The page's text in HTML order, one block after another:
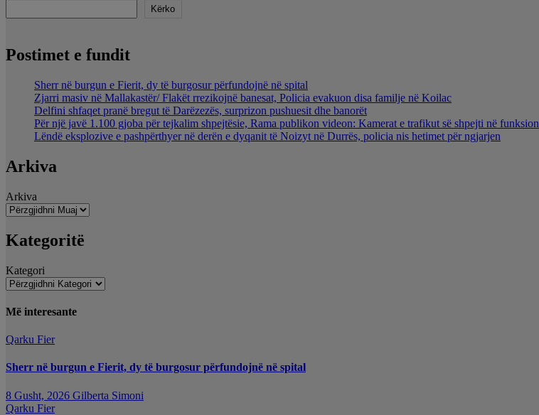
Kërko
Postimet e fundit
Sherr në burgun e Fierit, dy të burgosur përfundojnë në spital
Zjarri masiv në Mallakastër/ Flakët rrezikojnë banesat, Policia evakuon disa familje në Koilac
Delfini shfaqet pranë bregut të Darëzezës, surprizon pushuesit dhe banorët
Për një javë 1.100 gjoba për tejkalim shpejtësie, Rama publikon videon: Kamerat e trafikut së shpejti në funksion
Lëndë eksplozive e pashpërthyer në derën e dyqanit të Noizyt në Durrës, policia nis hetimet për ngjarjen
Arkiva
Arkiva
Kategoritë
Kategori
Më interesante
Qarku Fier
Sherr në burgun e Fierit, dy të burgosur përfundojnë në spital
8 Gusht, 2026 Gilberta Simoni
Qarku Fier